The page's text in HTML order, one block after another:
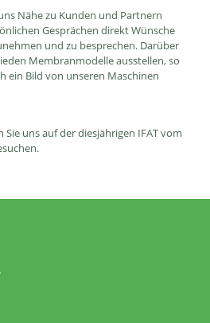
Nähe zu Kunden und Partnern
Gesprächen direkt Wünsche
und zu besprechen. Darüber
Membranmodelle ausstellen, so
ein Bild von unseren Maschinen
uns auf der diesjährigen IFAT vom